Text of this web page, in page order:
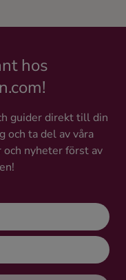
hos
guider direkt till din
och ta del av våra
nyheter först av